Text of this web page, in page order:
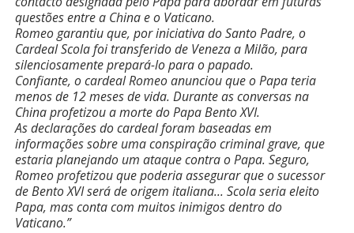
questões entre a China e o Vaticano.
Romeo garantiu que, por iniciativa do Santo Padre, o
Cardeal Scola foi transferido de Veneza a Milão, para
silenciosamente prepará-lo para o papado.
Confiante, o cardeal Romeo anunciou que o Papa teria
menos de 12 meses de vida. Durante as conversas na
China profetizou a morte do Papa Bento XVI.
As declarações do cardeal foram baseadas em
informações sobre uma conspiração criminal grave, que
estaria planejando um ataque contra o Papa. Seguro,
Romeo profetizou que poderia assegurar que o sucessor
de Bento XVI será de origem italiana… Scola seria eleito
Papa, mas conta com muitos inimigos dentro do
Vaticano.”